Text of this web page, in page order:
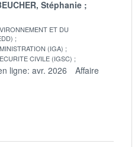
Stéphanie
ET DU
(IGA)
CIVILE (IGSC)
ligne: avr. 2026
Affaire